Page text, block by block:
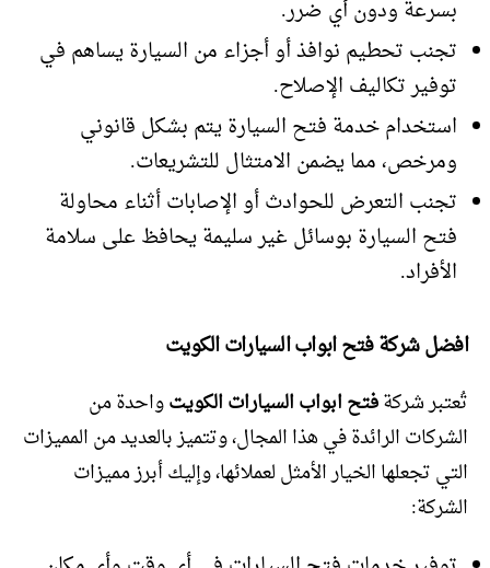
بسرعة ودون أي ضرر.
تجنب تحطيم نوافذ أو أجزاء من السيارة يساهم في
توفير تكاليف الإصلاح.
استخدام خدمة فتح السيارة يتم بشكل قانوني
ومرخص، مما يضمن الامتثال للتشريعات.
تجنب التعرض للحوادث أو الإصابات أثناء محاولة
فتح السيارة بوسائل غير سليمة يحافظ على سلامة
الأفراد.
افضل شركة فتح ابواب السيارات الكويت
تُعتبر شركةفتح ابواب السيارات الكويتواحدة من
الشركات الرائدة في هذا المجال، وتتميز بالعديد من المميزات
التي تجعلها الخيار الأمثل لعملائها، وإليك أبرز مميزات
الشركة: